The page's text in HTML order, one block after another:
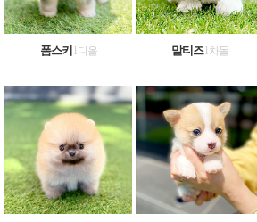
폼스키 l 디올 말티즈l 차돌